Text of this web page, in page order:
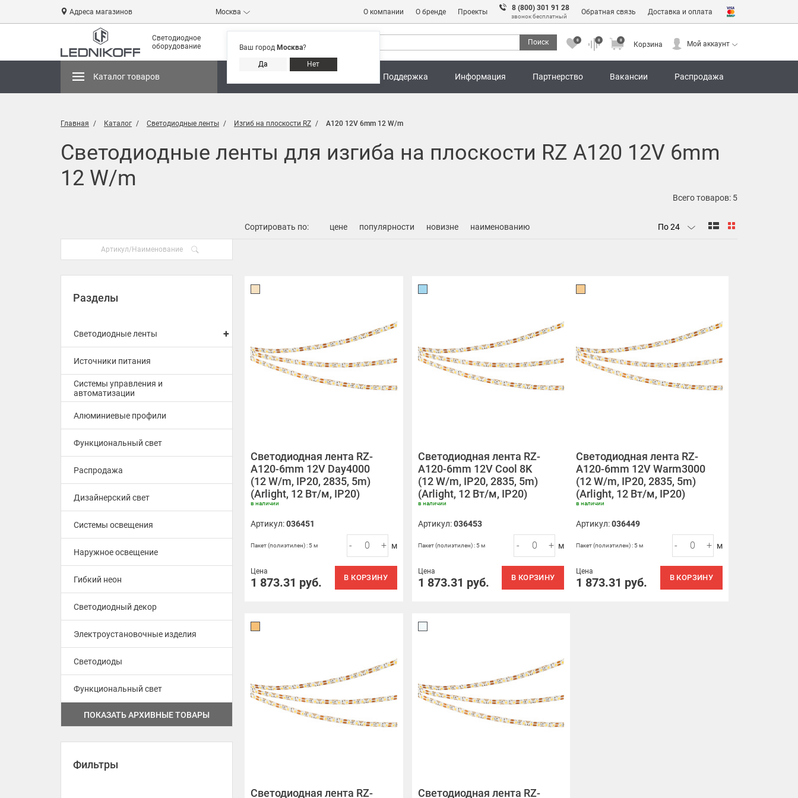
Адреса магазинов Москва
Ваш город Москва?
Да
Нет
О компании О бренде Проекты 8 (800) 301 91 28
звонок бесплатный
Обратная связь Доставка и оплата
Светодиодное
оборудование
Поиск 0 0 0
Корзина Мой аккаунт
Каталог товаров Поддержка Информация Партнерство Вакансии Распродажа
Адреса магазинов 8 (800) 301 91 28 Корзина Мой аккаунт
Главная Каталог Светодиодные ленты Изгиб на плоскости RZ A120 12V 6mm 12 W/m
Светодиодные ленты для изгиба на плоскости RZ A120 12V 6mm
12 W/m
Разделы
Светодиодные ленты +
A120 12V 6mm 12 W/m
А80 24V 8mm 8 W/m
A120 24V 6mm 9.6 W/m
Источники питания
Системы управления и
автоматизации
Алюминиевые профили
Функциональный свет
Распродажа
Дизайнерский свет
Системы освещения
Наружное освещение
Гибкий неон
Светодиодный декор
Электроустановочные изделия
Светодиоды
Функциональный свет
ПОКАЗАТЬ АРХИВНЫЕ ТОВАРЫ
Фильтры
Всего товаров: 5
Сортировать по: цене популярности новизне наименованию
Светодиодная лента RZ-
A120-6mm 12V Day4000
(12 W/m, IP20, 2835, 5m)
(Arlight, 12 Вт/м, IP20)
в наличии
Артикул:036451
- + м
Пакет (полиэтилен) : 5 м
Цена
1 873.31 руб. В КОРЗИНУ
Светодиодная лента RZ-
A120-6mm 12V Cool 8K
(12 W/m, IP20, 2835, 5m)
(Arlight, 12 Вт/м, IP20)
в наличии
Артикул:036453
- + м
Пакет (полиэтилен) : 5 м
Цена
1 873.31 руб. В КОРЗИНУ
Светодиодная лента RZ-
A120-6mm 12V Warm3000
(12 W/m, IP20, 2835, 5m)
(Arlight, 12 Вт/м, IP20)
в наличии
Артикул:036449
- + м
Пакет (полиэтилен) : 5 м
Цена
1 873.31 руб. В КОРЗИНУ
Светодиодная лента RZ-
Светодиодная лента RZ-